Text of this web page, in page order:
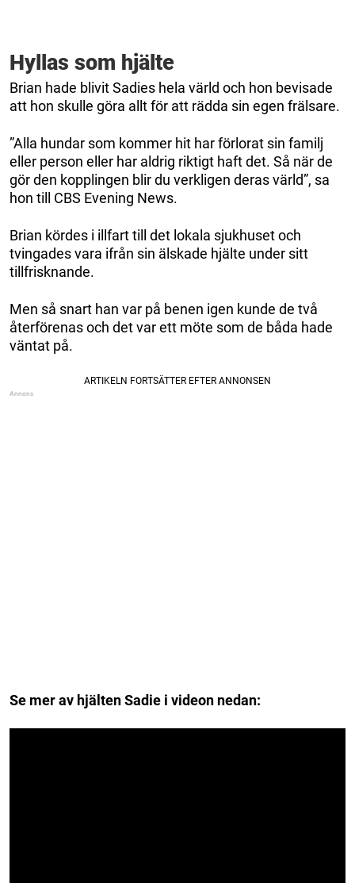
Hyllas som hjälte
Brian hade blivit Sadies hela värld och hon bevisade
att hon skulle göra allt för att rädda sin egen frälsare.
”Alla hundar som kommer hit har förlorat sin familj
eller person eller har aldrig riktigt haft det. Så när de
gör den kopplingen blir du verkligen deras värld”, sa
hon till CBS Evening News.
Brian kördes i illfart till det lokala sjukhuset och
tvingades vara ifrån sin älskade hjälte under sitt
tillfrisknande.
Men så snart han var på benen igen kunde de två
återförenas och det var ett möte som de båda hade
väntat på.
Se mer av hjälten Sadie i videon nedan: